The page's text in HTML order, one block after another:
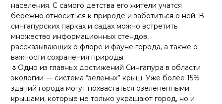
населения. С самого детства его жители учатся
бережно относиться к природе и заботиться о ней. В
сингапурских парках и садах можно встретить
множество информационных стендов,
рассказывающих о флоре и фауне города, а также о
важности сохранения природы.
🌷Одно из главных достижений Сингапура в области
экологии — система “зеленых” крыш. Уже более 15%
зданий города могут похвастаться озелененными
крышами, которые не только украшают город, но и